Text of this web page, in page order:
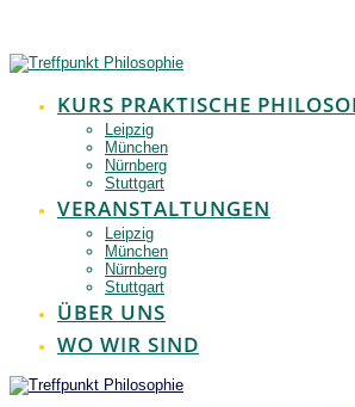
springen
KURS PRAKTISCHE
Leipzig
München
Nürnberg
Stuttgart
VERANSTALTUNGEN
Leipzig
München
Nürnberg
Stuttgart
ÜBER UNS
WO WIR SIND